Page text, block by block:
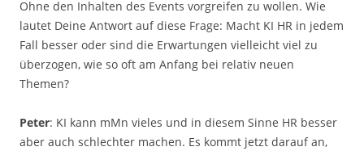
Ohne den Inhalten des Events vorgreifen zu wollen. Wie
lautet Deine Antwort auf diese Frage: Macht KI HR in jedem
Fall besser oder sind die Erwartungen vielleicht viel zu
überzogen, wie so oft am Anfang bei relativ neuen
Themen?
Peter: KI kann mMn vieles und in diesem Sinne HR besser
aber auch schlechter machen. Es kommt jetzt darauf an,